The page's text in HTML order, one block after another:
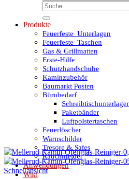
Suchen
nach:
Produkte
Feuerfeste_Unterlagen
Feuerfeste_Taschen
Gas & Grillmatten
Erste-Hilfe
Schutzhandschuhe
Kaminzubehör
Baumarkt Posten
Bürobedarf
Paketbänder
Luftpolstertaschen
Feuerlöscher
Warnschilder
Tresore & Safes
Rauchmelder
Anwendungen
Wiki
Schnellansicht